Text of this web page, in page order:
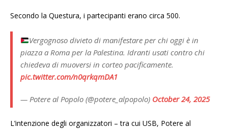
Secondo la Questura, i partecipanti erano circa 500.
Vergognoso divieto di manifestare per chi oggi è in
piazza a Roma per la Palestina. Idranti usati contro chi
chiedeva di muoversi in corteo pacificamente.
pic.twitter.com/n0qrkqmDA1
— Potere al Popolo (@potere_alpopolo) October 24, 2025
L’intenzione degli organizzatori – tra cui USB, Potere al